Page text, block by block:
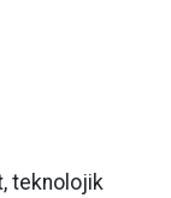
teknolojik